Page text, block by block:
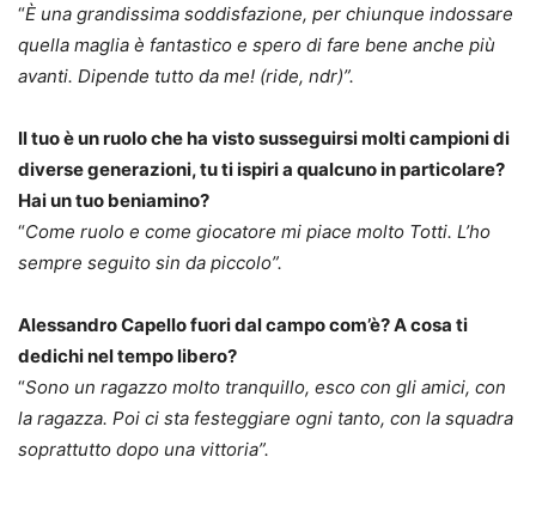
“È una grandissima soddisfazione, per chiunque indossare
quella maglia è fantastico e spero di fare bene anche più
avanti. Dipende tutto da me! (ride, ndr)”.
Il tuo è un ruolo che ha visto susseguirsi molti campioni di
diverse generazioni, tu ti ispiri a qualcuno in particolare?
Hai un tuo beniamino?
“Come ruolo e come giocatore mi piace molto Totti. L’ho
sempre seguito sin da piccolo”.
Alessandro Capello fuori dal campo com’è? A cosa ti
dedichi nel tempo libero?
“Sono un ragazzo molto tranquillo, esco con gli amici, con
la ragazza. Poi ci sta festeggiare ogni tanto, con la squadra
soprattutto dopo una vittoria”.